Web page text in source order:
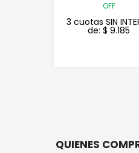
OFF
3 cuotas SIN
de: $14.362